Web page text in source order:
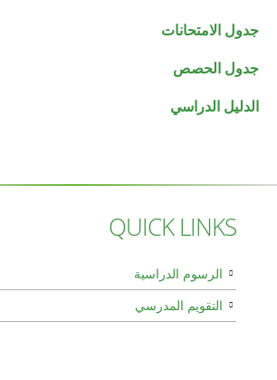
جدول الامتحانات
جدول الحصص
الدليل الدراسي
QUICK LINKS
الرسوم الدراسية
التقويم المدرسي